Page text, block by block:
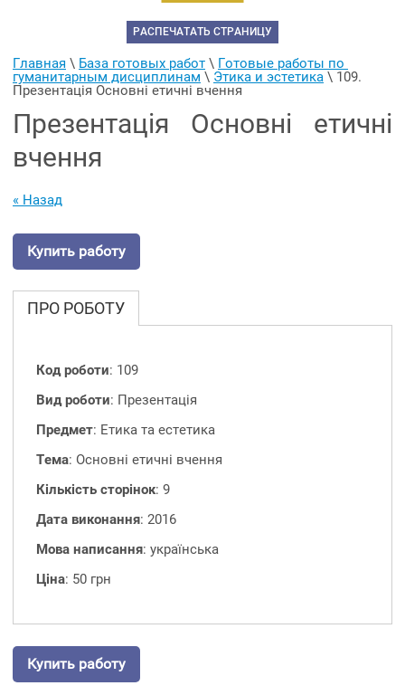
РАСПЕЧАТАТЬ СТРАНИЦУ
Главная \ База готовых работ \ Готовые работы по
гуманитарным дисциплинам \ Этика и эстетика \ 109.
Презентація Основні етичні вчення
Презентація Основні етичні
вчення
« Назад
Купить работу
ПРО РОБОТУ
Код роботи: 109
Вид роботи: Презентація
Предмет: Етика та естетика
Тема: Основні етичні вчення
Кількість сторінок: 9
Дата виконання: 2016
Мова написання: українська
Ціна: 50 грн
Купить работу